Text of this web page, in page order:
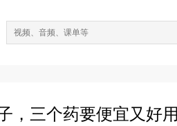
，三个药要便宜又好用